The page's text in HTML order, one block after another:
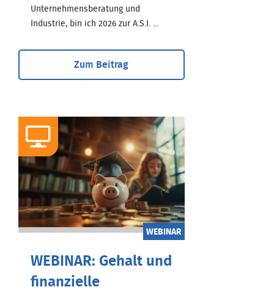
Unternehmensberatung und
Industrie, bin ich 2026 zur A.S.I. ...
Zum Beitrag
WEBINAR
WEBINAR: Gehalt und
finanzielle